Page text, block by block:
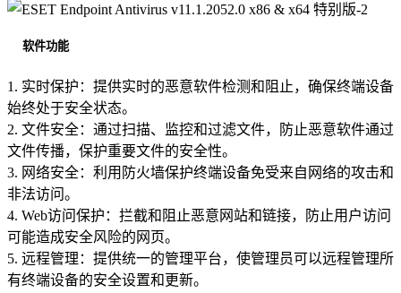
软件功能
1. 实时保护：提供实时的恶意软件检测和阻止，确保终端设备
始终处于安全状态。
2. 文件安全：通过扫描、监控和过滤文件，防止恶意软件通过
文件传播，保护重要文件的安全性。
3. 网络安全：利用防火墙保护终端设备免受来自网络的攻击和
非法访问。
4. Web访问保护：拦截和阻止恶意网站和链接，防止用户访问
可能造成安全风险的网页。
5. 远程管理：提供统一的管理平台，使管理员可以远程管理所
有终端设备的安全设置和更新。